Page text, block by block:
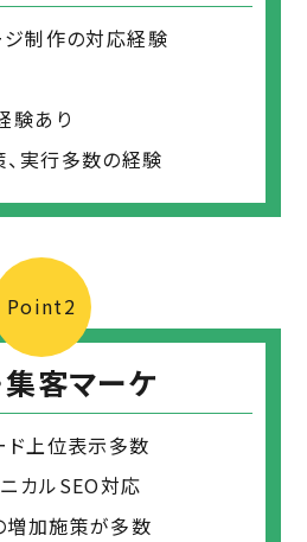
制作の対応経験
験あり
実行多数の経験
Point2
集客マーケ
ド上位表示多数
カルSEO対応
増加施策が多数